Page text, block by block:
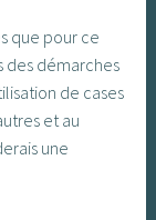
que pour ce
des démarches
de cases
et au
une